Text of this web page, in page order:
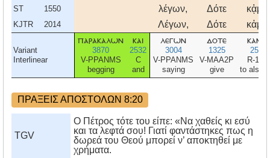
ST 1550 λέγων, Δότε κᾀμοὶ
KJTR 2014 Λέγων, Δότε κἀμοὶ
Variant
Interlinear
παρακαλων
3870
V-PPANMS
begging
και
2532
C
and
λεγων
3004
V-PPANMS
saying
δοτε
1325
V-MAA2P
give
καμοι
2504
R-1DS
to also
ΠΡΑΞΕΙΣ ΑΠΟΣΤΟΛΩΝ 8:20
TGV
Ο Πέτρος τότε του είπε: «Να χαθείς κι εσύ
και τα λεφτά σου! Γιατί φαντάστηκες πως η
δωρεά του Θεού μπορεί ν’ αποκτηθεί με
χρήματα.